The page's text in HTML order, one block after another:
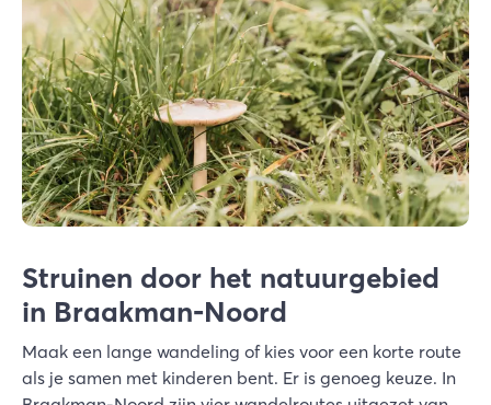
Struinen door het natuurgebied
in Braakman-Noord
Maak een lange wandeling of kies voor een korte route
als je samen met kinderen bent. Er is genoeg keuze. In